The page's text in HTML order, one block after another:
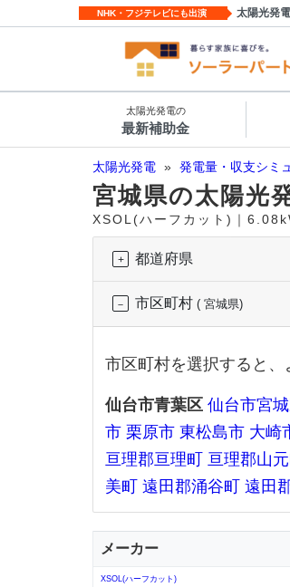
NHK・フジテレビにも出演 太陽光発
太陽光発電の
最新補助金
太陽光発電 » 発電量・収支シミ
宮城県の太陽光
XSOL(ハーフカット)｜
都道府県
市区町村 ( 宮城県)
市区町村を選択すると、
仙台市青葉区 仙台市宮
市 栗原市 東松島市 大崎
亘理郡亘理町
亘理郡山元
美町
遠田郡涌谷町 遠田
メーカー
XSOL(ハーフカット)